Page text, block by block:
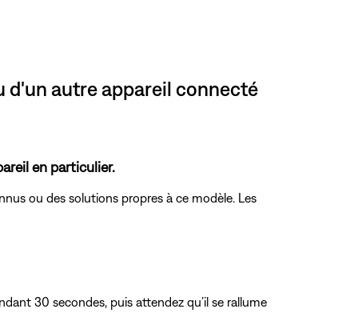
d'un autre appareil connecté
en particulier.
ou des solutions propres à ce modèle. Les
30 secondes, puis attendez qu’il se rallume